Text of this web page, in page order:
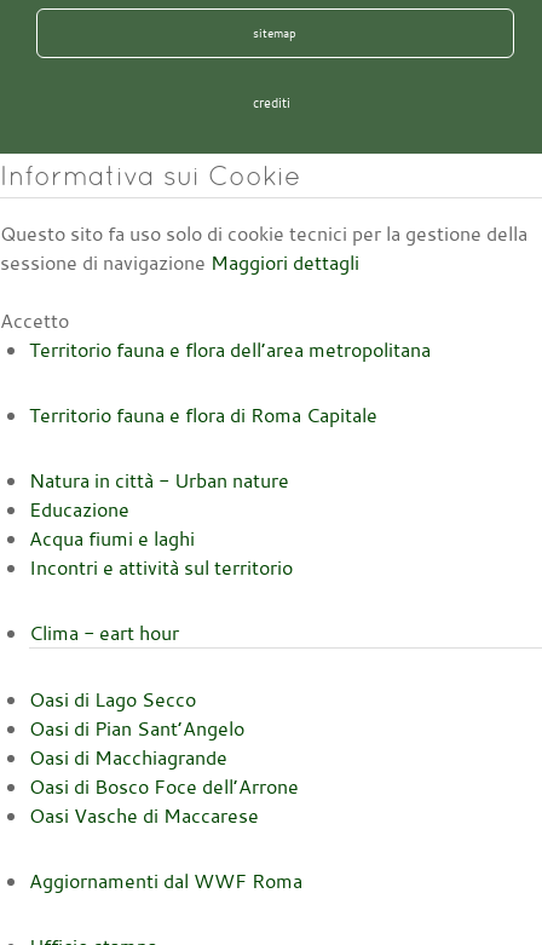
sitemap
crediti
Informativa sui Cookie
Questo sito fa uso solo di cookie tecnici per la gestione della
sessione di navigazione Maggiori dettagli
Accetto
Territorio fauna e flora dell’area metropolitana
Territorio fauna e flora di Roma Capitale
Natura in città - Urban nature
Educazione
Acqua fiumi e laghi
Incontri e attività sul territorio
Clima - eart hour
Oasi di Lago Secco
Oasi di Pian Sant’Angelo
Oasi di Macchiagrande
Oasi di Bosco Foce dell’Arrone
Oasi Vasche di Maccarese
Aggiornamenti dal WWF Roma